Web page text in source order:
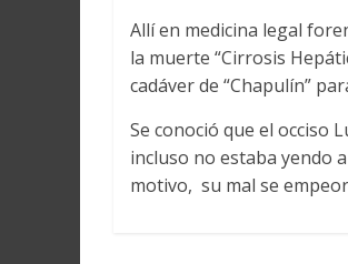
Allí en medicina legal
la muerte “Cirrosis
cadáver de “Chapulín”
Se conoció que el occiso
incluso no estaba yendo
motivo, su mal se